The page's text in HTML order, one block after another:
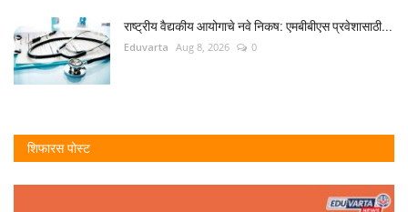
राष्ट्रीय वैद्यकीय आयोगाचे नवे निकष: एमबीबीएस प्रवेशासाठी...
Eduvarta Aug 8, 2026 0
शिफारस पोस्ट